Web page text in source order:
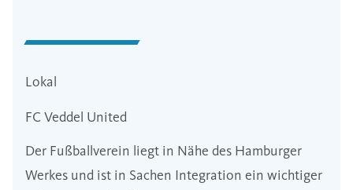
Lokal
FC Veddel United
Der Fußballverein liegt in Nähe des Hamburger
Werkes und ist in Sachen Integration ein wichtiger